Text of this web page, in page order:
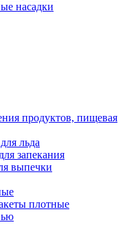
насадки
продуктов, пищевая
льда
запекания
выпечки
плотные